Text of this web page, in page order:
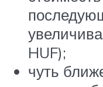
HUF);
чуть